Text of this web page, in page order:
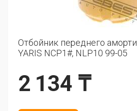
Отбойник переднего
YARIS NCP1#, NLP10 99-05
2 134 ₸